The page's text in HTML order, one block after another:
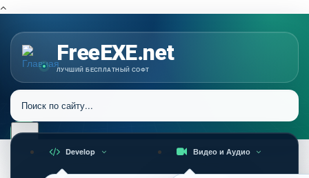
FreeEXE.net
ЛУЧШИЙ БЕСПЛАТНЫЙ СОФТ
Develop Видео и Аудио